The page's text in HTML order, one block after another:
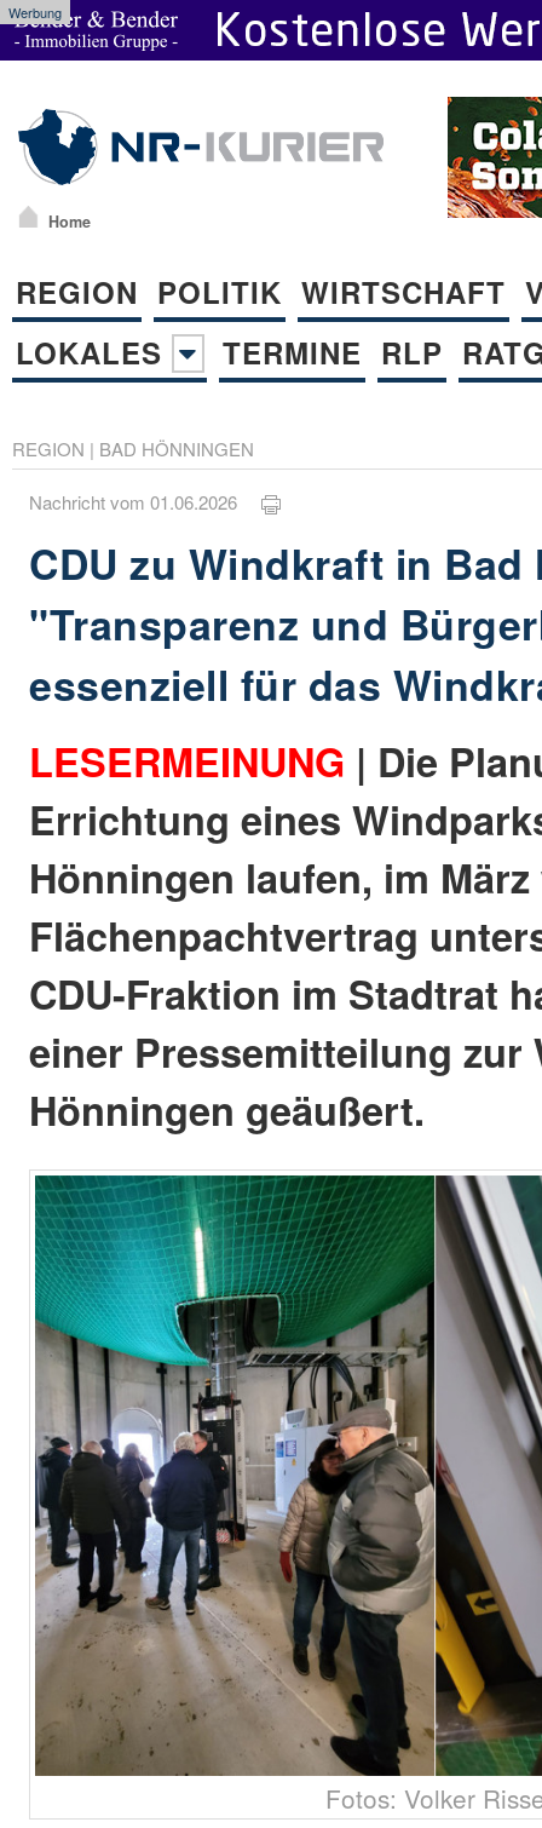
Werbung
Home
REGION POLITIK WIRTSCHAFT
LOKALES
TERMINE RLP
REGION | BAD HÖNNINGEN
Nachricht vom 01.06.2026
CDU zu Windkraft in
"Transparenz und
essenziell für das
LESERMEINUNG | Die
Errichtung eines
Hönningen laufen, im
Flächenpachtvertrag
CDU-Fraktion im Stadtrat
einer Pressemitteilung zur
Hönningen geäußert.
Fotos: Volker